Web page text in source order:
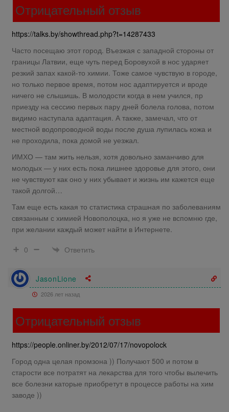
Отрицательный отзыв
https://talks.by/showthread.php?t=14287433
Часто посещаю этот город. Въезжая с западной стороны от
границы Латвии, еще чуть перед Боровухой в нос ударяет
резкий запах какой-то химии. Тоже самое чувствую в городе,
но только первое время, потом нос адаптируется и вроде
ничего не слышишь. В молодости когда в нем учился, пр
приезду на сессию первых пару дней болела голова, потом
видимо наступала адаптация. А также, замечал, что от
местной водопроводной воды после душа лупилась кожа и
не проходила, пока домой не уезжал.
ИМХО — там жить нельзя, хотя довольно заманчиво для
молодых — у них есть пока лишнее здоровье для этого, они
не чувствуют как оно у них убывает и жизнь им кажется еще
такой долгой…
Там еще есть какая то статистика страшная по заболеваниям
связанным с химией Новополоцка, но я уже не вспомню где,
при желании каждый может найти в Интернете.
0
Ответить
JasonLione
2026 лет назад
Отрицательный отзыв
https://people.onliner.by/2012/07/17/novopolock
Город одна целая промзона )) Получают 500 и потом в
старости все потратят на лекарства для того чтобы вылечить
все болезни каторые приобретут в процессе работы на хим
заводе ))